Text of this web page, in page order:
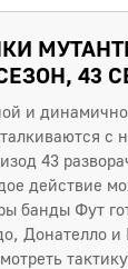
43
и
с
43
действие
банды Фут
Донателло